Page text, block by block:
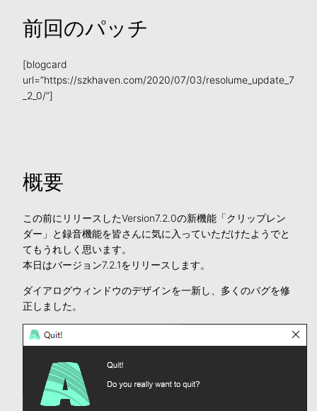
前回のパッチ
[blogcard
url=”https://szkhaven.com/2020/07/03/resolume_update_7
_2_0/”]
概要
この前にリリースしたVersion7.2.0の新機能「クリップレン
ダー」と録音機能を皆さんに気に入っていただけたようでと
てもうれしく思います。
本日はバージョン7.2.1をリリースします。
ダイアログウィンドウのデザインを一新し、多くのバグを修
正しました。